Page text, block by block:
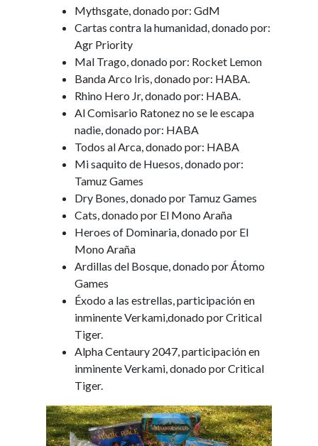
Mythsgate, donado por: GdM
Cartas contra la humanidad, donado por:
Agr Priority
Mal Trago, donado por: Rocket Lemon
Banda Arco Iris, donado por: HABA.
Rhino Hero Jr, donado por: HABA.
Al Comisario Ratonez no se le escapa
nadie, donado por: HABA
Todos al Arca, donado por: HABA
Mi saquito de Huesos, donado por:
Tamuz Games
Dry Bones, donado por Tamuz Games
Cats, donado por El Mono Araña
Heroes of Dominaria, donado por El
Mono Araña
Ardillas del Bosque, donado por Átomo
Games
Éxodo a las estrellas, participación en
inminente Verkami,donado por Critical
Tiger.
Alpha Centaury 2047, participación en
inminente Verkami, donado por Critical
Tiger.